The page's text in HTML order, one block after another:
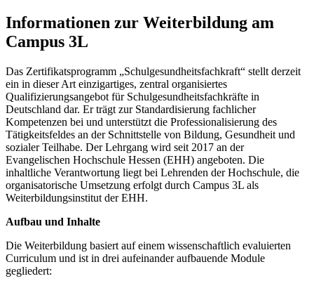
Informationen zur Weiterbildung am
Campus 3L
Das Zertifikatsprogramm „Schulgesundheitsfachkraft“ stellt derzeit
ein in dieser Art einzigartiges, zentral organisiertes
Qualifizierungsangebot für Schulgesundheitsfachkräfte in
Deutschland dar. Er trägt zur Standardisierung fachlicher
Kompetenzen bei und unterstützt die Professionalisierung des
Tätigkeitsfeldes an der Schnittstelle von Bildung, Gesundheit und
sozialer Teilhabe. Der Lehrgang wird seit 2017 an der
Evangelischen Hochschule Hessen (EHH) angeboten. Die
inhaltliche Verantwortung liegt bei Lehrenden der Hochschule, die
organisatorische Umsetzung erfolgt durch Campus 3L als
Weiterbildungsinstitut der EHH.
Aufbau und Inhalte
Die Weiterbildung basiert auf einem wissenschaftlich evaluierten
Curriculum und ist in drei aufeinander aufbauende Module
gegliedert: